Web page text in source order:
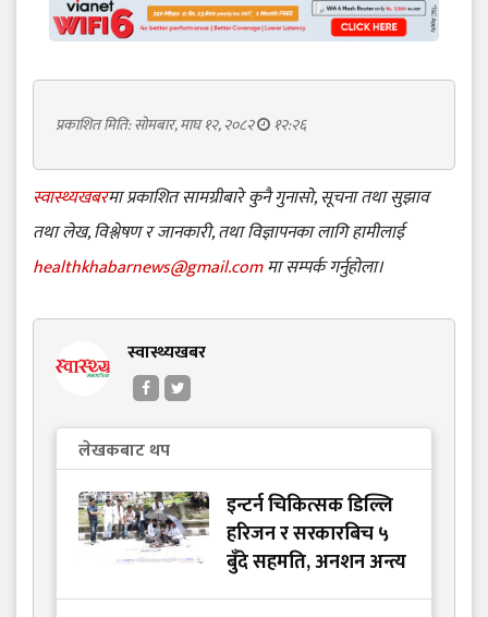
प्रकाशित मिति: सोमबार, माघ १२, २०८२ १२:२६
स्वास्थ्यखबरमा प्रकाशित सामग्रीबारे कुनै गुनासो, सूचना तथा सुझाव
तथा लेख, विश्लेषण र जानकारी, तथा विज्ञापनका लागि हामीलाई
healthkhabarnews@gmail.comमा सम्पर्क गर्नुहोला।
स्वास्थ्यखबर
लेखकबाट थप
इन्टर्न चिकित्सक डिल्लि
हरिजन र सरकारबिच ५
बुँदे सहमति, अनशन अन्त्य